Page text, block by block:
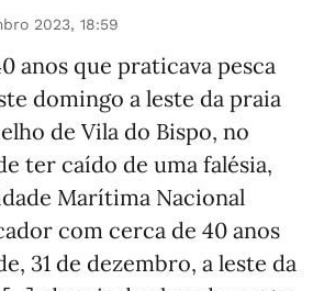
2023, 18:59
anos que praticava pesca
domingo a leste da praia
de Vila do Bispo, no
ter caído de uma falésia,
Marítima Nacional
com cerca de 40 anos
31 de dezembro, a leste da